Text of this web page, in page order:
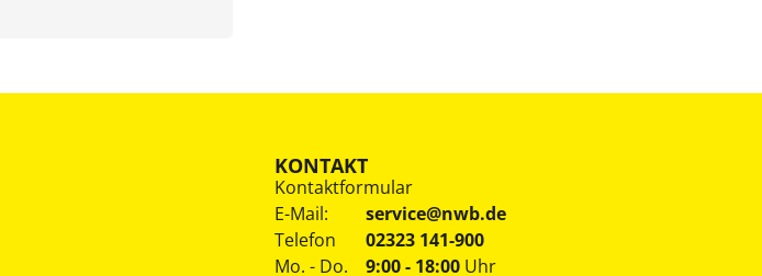
KONTAKT
Kontaktformular
E-Mail:
service@nwb.de
Telefon
02323 141-900
Mo. - Do.
9:00 - 18:00 Uhr